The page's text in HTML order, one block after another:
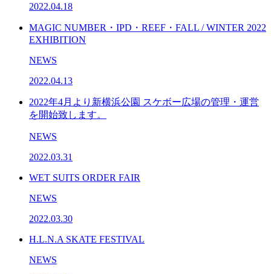
2022.04.18
MAGIC NUMBER・IPD・REEF・FALL / WINTER 2022
EXHIBITION
NEWS
2022.04.13
2022年4月より新横浜公園 スケボー広場の管理・運営
を開始致します。
NEWS
2022.03.31
WET SUITS ORDER FAIR
NEWS
2022.03.30
H.L.N.A SKATE FESTIVAL
NEWS